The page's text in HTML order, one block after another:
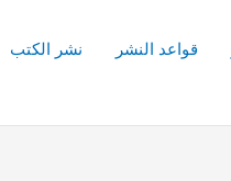
قواعد النشر
نشر الكتب